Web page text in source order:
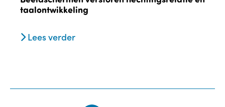
taalontwikkeling
Lees verder